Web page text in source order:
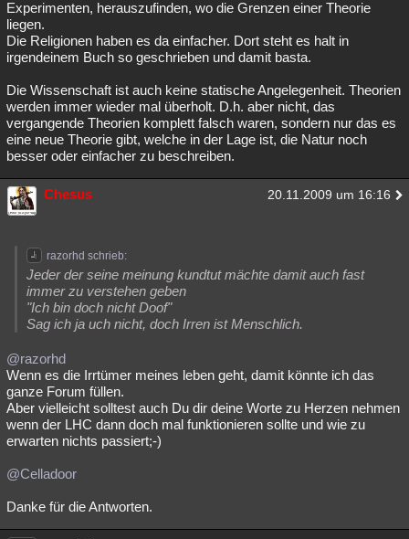
Experimenten, herauszufinden, wo die Grenzen einer Theorie
liegen.
Die Religionen haben es da einfacher. Dort steht es halt in
irgendeinem Buch so geschrieben und damit basta.
Die Wissenschaft ist auch keine statische Angelegenheit. Theorien
werden immer wieder mal überholt. D.h. aber nicht, das
vergangende Theorien komplett falsch waren, sondern nur das es
eine neue Theorie gibt, welche in der Lage ist, die Natur noch
besser oder einfacher zu beschreiben.
Chesus 20.11.2009 um 16:16
razorhd schrieb:
Jeder der seine meinung kundtut mächte damit auch fast
immer zu verstehen geben
"Ich bin doch nicht Doof"
Sag ich ja uch nicht, doch Irren ist Menschlich.
@razorhd
Wenn es die Irrtümer meines leben geht, damit könnte ich das
ganze Forum füllen.
Aber vielleicht solltest auch Du dir deine Worte zu Herzen nehmen
wenn der LHC dann doch mal funktionieren sollte und wie zu
erwarten nichts passiert;-)
@Celladoor
Danke für die Antworten.